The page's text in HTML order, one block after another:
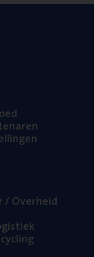
/ Overheid